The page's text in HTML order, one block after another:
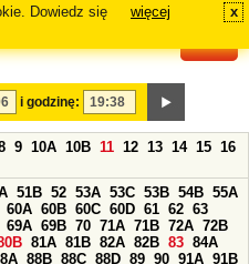
Dowiedz się
więcej x
i godzinę:
9 10A 10B 11 12 13 14 15 16
51B 52 53A 53C 53B 54B 55A
60A 60B 60C 60D 61 62 63
69A 69B 70 71A 71B 72A 72B
81A 81B 82A 82B 83 84A
88B 88C 88D 89 90 91A 91B